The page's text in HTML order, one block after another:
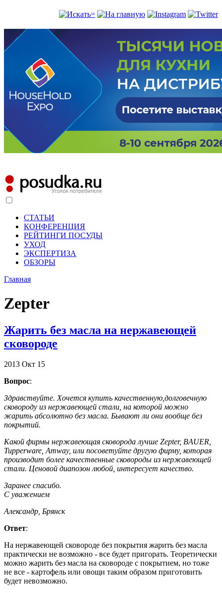
СТАТЬИ
КОНФЕРЕНЦИЯ
РЕЙТИНГИ ПОСУДЫ
УХОД
ЭКСПЕРТИЗА
ОБЗОРЫ
Главная
Zepter
Жарить без масла на нержавеющей
сковороде
2013 Окт 15
Вопрос:
Здравствуйте. Хочется купить качественную,долговечную
сковороду из нержавеющей стали, на которой можно
жарить абсолютно без масла. Бывают ли они вообще без
покрытий.
Какой фирмы нержавеющая сковорода лучше Zepter, BAUER,
Tupperware, Amway, или посоветуйте другую фирму, которая
производит более качественные сковороды из нержавеющей
стали. Ценовой диапозон любой, интересует качество.
Заранее спасибо.
С уважением
Александр, Брянск
Ответ:
На нержавеющей сковороде без покрытия жарить без масла
практически не возможно - все будет пригорать. Теоретически
можно жарить без масла на сковороде с покрытием, но тоже
не все - картофель или овощи таким образом приготовить
будет невозможно.